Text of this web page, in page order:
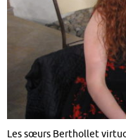
Les sœurs Berthollet